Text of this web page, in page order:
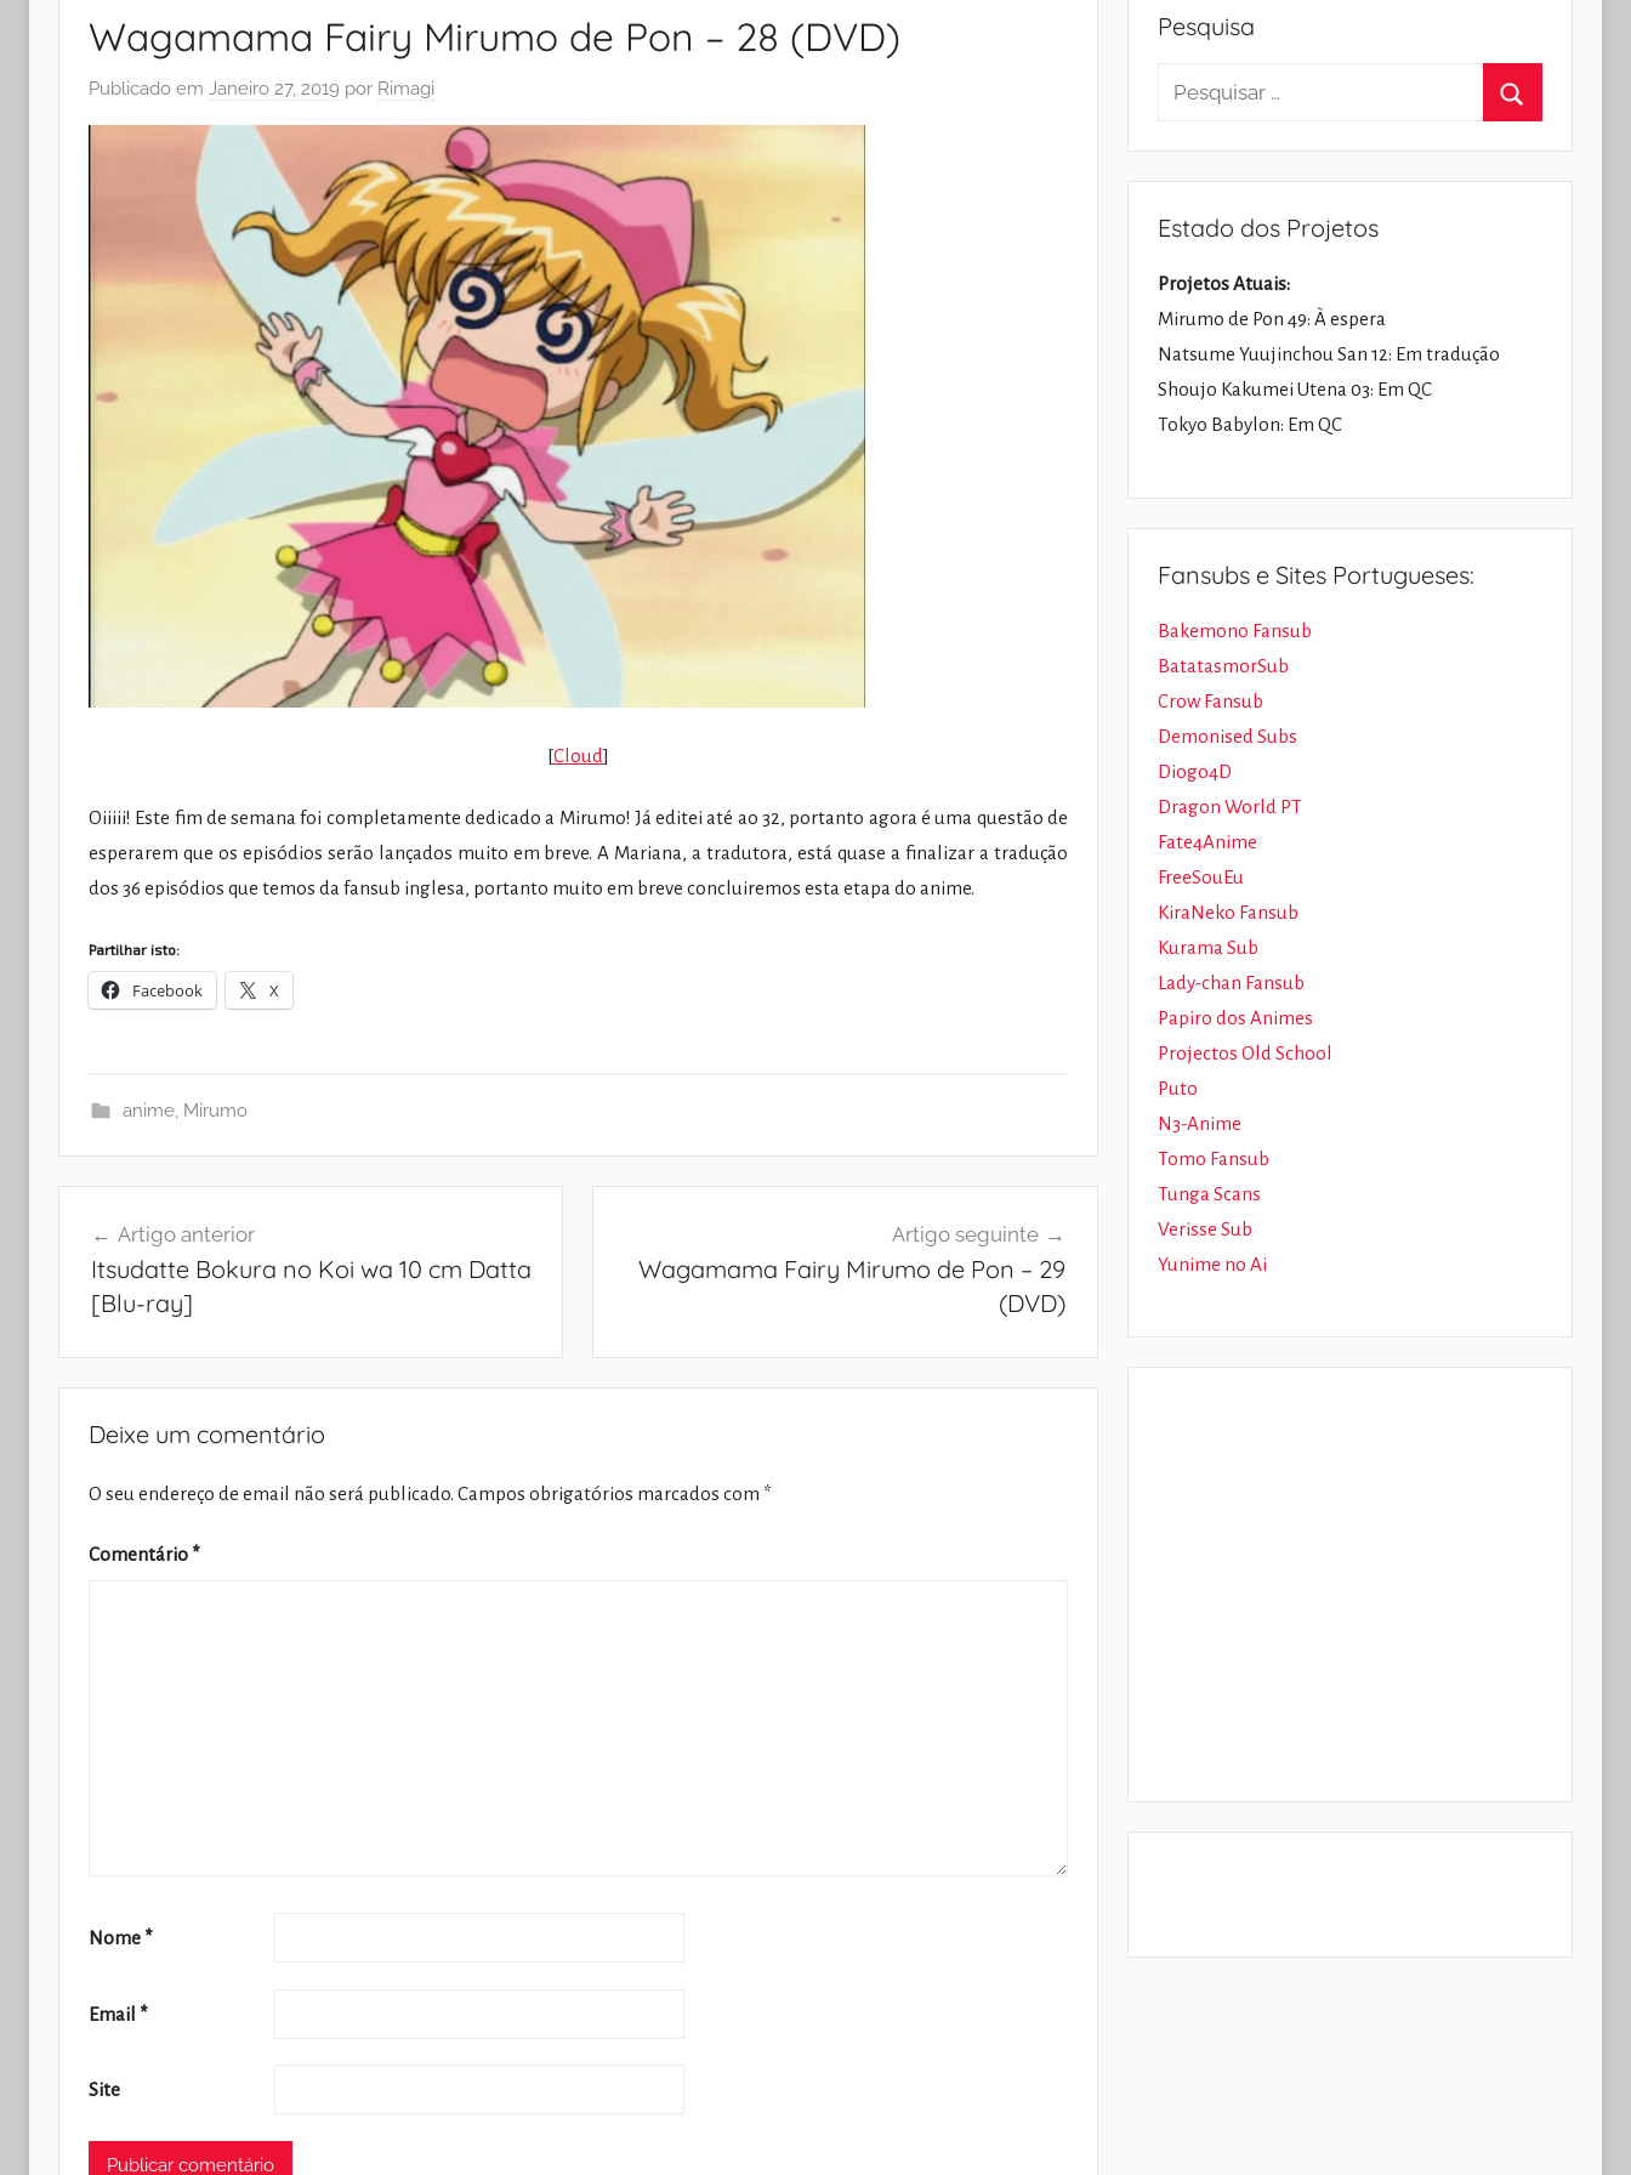
Wagamama Fairy Mirumo de Pon – 28 (DVD)
Publicado em Janeiro 27, 2019 por Rimagi
[Cloud]
Oiiiii! Este fim de semana foi completamente dedicado a Mirumo! Já editei até ao 32, portanto agora é uma questão de
esperarem que os episódios serão lançados muito em breve. A Mariana, a tradutora, está quase a finalizar a tradução
dos 36 episódios que temos da fansub inglesa, portanto muito em breve concluiremos esta etapa do anime.
Partilhar isto:
Facebook X
anime, Mirumo
artigos
Artigo anterior
Itsudatte Bokura no Koi wa 10 cm Datta
[Blu-ray]
Artigo seguinte
Wagamama Fairy Mirumo de Pon – 29
(DVD)
Deixe um comentário
O seu endereço de email não será publicado. Campos obrigatórios marcados com *
Comentário *
Nome *
Email *
Site
Pesquisa
Pesquisar
Estado dos Projetos
Projetos Atuais:
Mirumo de Pon 49: À espera
Natsume Yuujinchou San 12: Em tradução
Shoujo Kakumei Utena 03: Em QC
Tokyo Babylon: Em QC
Fansubs e Sites Portugueses:
Bakemono Fansub
BatatasmorSub
Crow Fansub
Demonised Subs
Diogo4D
Dragon World PT
Fate4Anime
FreeSouEu
KiraNeko Fansub
Kurama Sub
Lady-chan Fansub
Papiro dos Animes
Projectos Old School
Puto
N3-Anime
Tomo Fansub
Tunga Scans
Verisse Sub
Yunime no Ai